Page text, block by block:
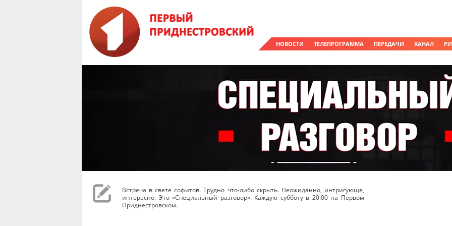
НОВОСТИ ТЕЛЕПРОГРАММА ПЕРЕДАЧИ КАНАЛ
Встреча в свете софитов. Трудно что-либо скрыть. Неожиданно, интригующе,
интересно. Это «Специальный разговор». Каждую субботу в 20:00 на Первом
Приднестровском.